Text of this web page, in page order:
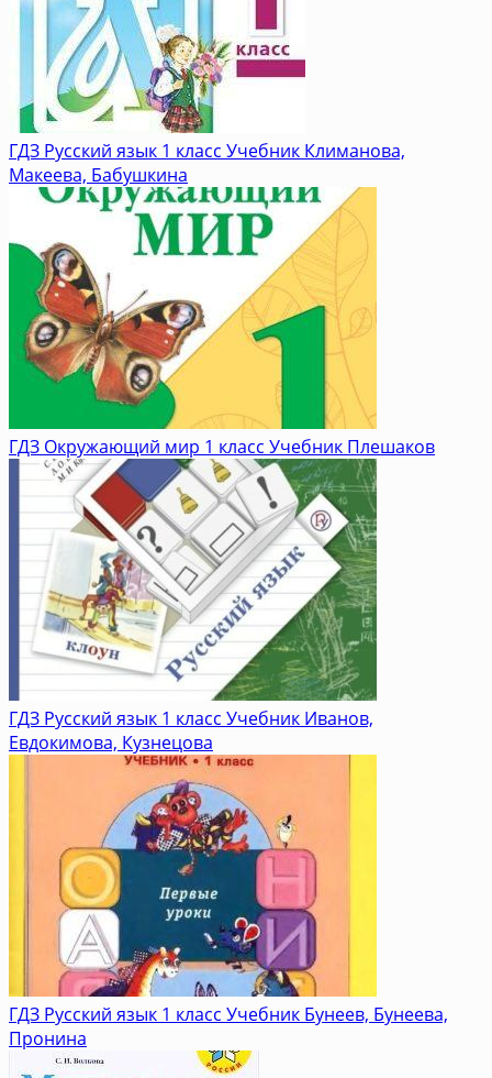
ГДЗ Русский язык 1 класс Учебник Климанова,
Макеева, Бабушкина
ГДЗ Окружающий мир 1 класс Учебник Плешаков
ГДЗ Русский язык 1 класс Учебник Иванов,
Евдокимова, Кузнецова
ГДЗ Русский язык 1 класс Учебник Бунеев, Бунеева,
Пронина